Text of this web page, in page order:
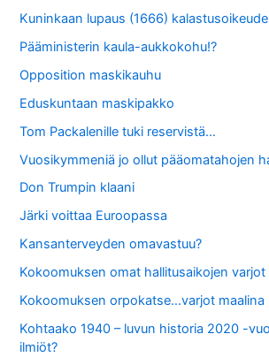
Kuninkaan lupaus (1666)
Pääministerin kaula-aukkokohu!?
Opposition maskikauhu
Eduskuntaan maskipakko
Tom Packalenille tuki reservistä…
Vuosikymmeniä jo ollut pääomatahojen
Don Trumpin klaani
Järki voittaa Euroopassa
Kansanterveyden omavastuu?
Kokoomuksen omat hallitusaikojen varjot
Kokoomuksen orpokatse…varjot maalina
Kohtaako 1940 – luvun historia 2020 -
ilmiöt?